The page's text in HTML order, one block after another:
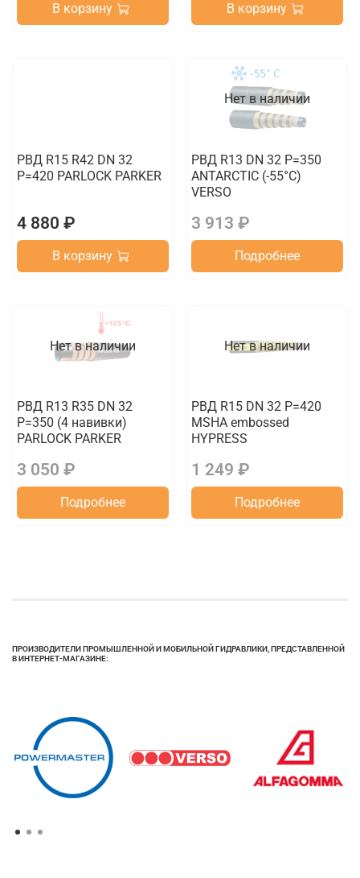
В корзину В корзину
РВД R15 R42 DN 32
P=420 PARLOCK PARKER
4 880 ₽
В корзину
Нет в наличии
РВД R13 DN 32 P=350
ANTARCTIC (-55°C)
VERSO
3 913 ₽
Подробнее
Нет в наличии
РВД R13 R35 DN 32
P=350 (4 навивки)
PARLOCK PARKER
3 050 ₽
Подробнее
Нет в наличии
РВД R15 DN 32 P=420
MSHA embossed
HYPRESS
1 249 ₽
Подробнее
ПРОИЗВОДИТЕЛИ ПРОМЫШЛЕННОЙ И МОБИЛЬНОЙ ГИДРАВЛИКИ, ПРЕДСТАВЛЕННОЙ
В ИНТЕРНЕТ-МАГАЗИНЕ: